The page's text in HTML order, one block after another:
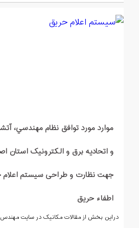
ﻣﻮارد ﻣﻮرد ﺗﻮافق ﻧﻈﺎم ﻣﮭﻨﺪﺳﻲ،
و اﺗﺤﺎدیه ﺑﺮق و اﻟﮑﺘﺮوﻧﯿﮏ اﺳﺘﺎن
جهت نظارت و طراحی سیستم اعلام
اطفاء حریق
دراین بخش از مقالات مکانیک در سایت مهندس